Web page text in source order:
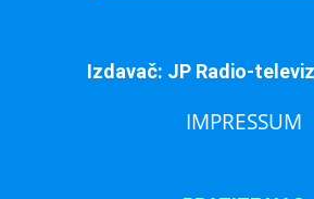
Izdavač: JP Radio-
IMPRESSUM